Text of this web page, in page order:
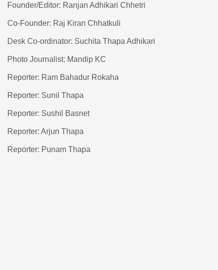
Founder/Editor: Ranjan Adhikari Chhetri
Co-Founder: Raj Kiran Chhatkuli
Desk Co-ordinator: Suchita Thapa Adhikari
Photo Journalist: Mandip KC
Reporter: Ram Bahadur Rokaha
Reporter: Sunil Thapa
Reporter: Sushil Basnet
Reporter: Arjun Thapa
Reporter: Punam Thapa